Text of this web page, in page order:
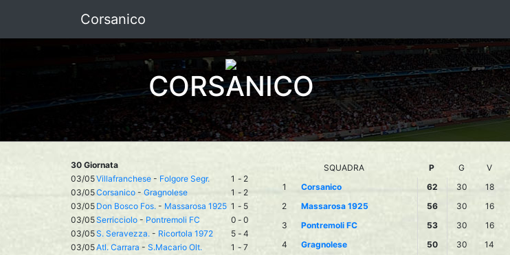
Corsanico
CORSANICO
30 Giornata
03/05Villafranchese - Folgore Segr. 1 - 2
03/05Corsanico - Gragnolese 1 - 2
03/05 Don Bosco Fos. - Massarosa 1925 1 - 5
03/05Serricciolo - Pontremoli FC 0 - 0
03/05S. Seravezza. - Ricortola 1972 5 - 4
03/05Atl. Carrara - S.Macario Olt. 1 - 7
SQUADRA P G V
1
Corsanico 62 30 18
2
Massarosa 1925 56 30 16
3
Pontremoli FC 53 30 16
4
Gragnolese 50 30 14